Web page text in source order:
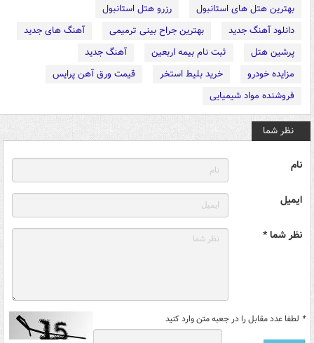
بهترین هتل های استانبول
رزرو هتل استانبول
دانلود آهنگ جدید
بهترین جراح بینی ترمیمی
آهنگ های جدید
پرشین هتل
ثبت نام بیمه اربعین
آهنگ جدید
مزایده خودرو
خرید بلیط استخر
قیمت ورق آهن پرایس
فروشنده مواد شیمیایی
نظر شما
نام
ایمیل
نظر شما *
* لطفا عدد مقابل را در جعبه متن وارد کنید